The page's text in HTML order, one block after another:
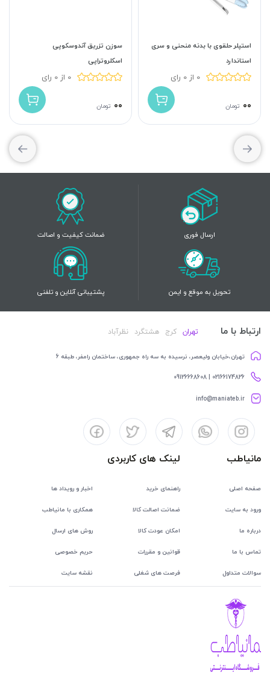
استپلر حلقوی با بدنه منحنی و سری
استاندارد
0 از 0 رای
۰۰ تومان
سوزن تزریق آندوسکوپی
اسکلروتراپی
0 از 0 رای
۰۰ تومان
ارسال فوری ضمانت کیفیت و اصالت
تحویل به موقع و ایمن پشتیبانی آنلاین و تلفنی
ارتباط با ما تهران کرج هشتگرد نظرآباد
تهران،خیابان ولیعصر، نرسیده به سه راه جمهوری، ساختمان رامفر، طبقه 6
02166174826 | 09126668608
info@maniateb.ir
مانیاطب
صفحه اصلی
ورود به سایت
درباره ما
تماس با ما
سوالات متداول
لینک های کاربردی
راهنمای خرید اخبار و رویداد ها
ضمانت اصالت کالا همکاری با مانیاطب
امکان عودت کالا روش های ارسال
قوانین و مقررات حریم خصوصی
فرصت های شغلی نقشه سایت